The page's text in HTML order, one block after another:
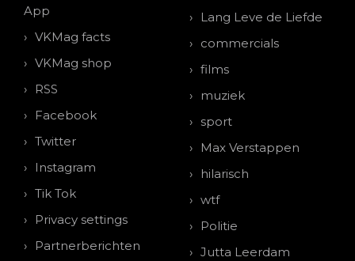
App
VKMag facts
VKMag shop
RSS
Facebook
Twitter
Instagram
Tik Tok
Privacy settings
Partnerberichten
Lang Leve de Liefde
commercials
films
muziek
sport
Max Verstappen
hilarisch
wtf
Politie
Jutta Leerdam